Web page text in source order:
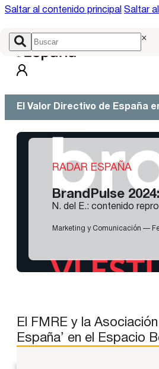
Saltar al contenido principal Saltar
×
El Valor Directivo de España
RADAR ESPAÑA
BrandPulse
N. del E.: contenido
Marketing y Comunicación —
El FMRE y la
España’ en el Espacio